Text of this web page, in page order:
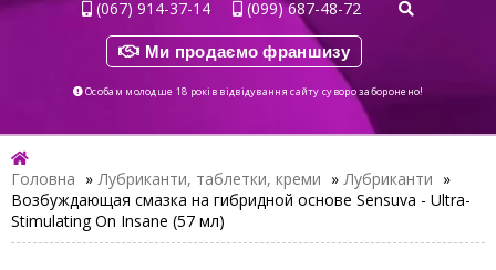
(067) 914-37-14 (099) 687-48-72
Ми продаємо франшизу
Особам молодше 18 років відвідування сайту суворо заборонено!
Головна » Лубриканти, таблетки, креми » Лубриканти »
Возбуждающая смазка на гибридной основе Sensuva - Ultra-
Stimulating On Insane (57 мл)